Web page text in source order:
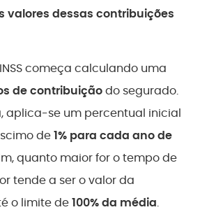
valores dessas contribuições
começa calculando uma
de contribuiçãodo segurado.
aplica-se um percentual inicial
de1% para cada ano de
quanto maior for o tempo de
tende a ser o valor da
o limite de100% da média.